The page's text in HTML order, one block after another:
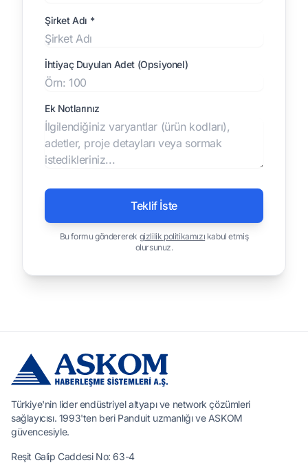
Şirket Adı *
İhtiyaç Duyulan Adet (Opsiyonel)
Ek Notlarınız
Teklif İste
Bu formu göndererek gizlilik politikamızı kabul etmiş
olursunuz.
Türkiye'nin lider endüstriyel altyapı ve network çözümleri
sağlayıcısı. 1993'ten beri Panduit uzmanlığı ve ASKOM
güvencesiyle.
Reşit Galip Caddesi No: 63-4